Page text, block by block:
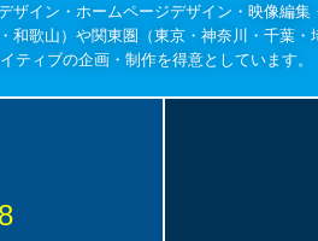
イン・ホームページデザイン・映像編集
歌山）や関東圏（東京・神奈川・千葉・
ティブの企画・制作を得意としています。